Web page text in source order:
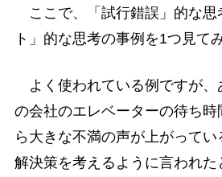
ここで、「試行錯誤」的な思
ト」的な思考の事例を1つ見て
よく使われている例ですが、
の会社のエレベーターの待ち
ら大きな不満の声が上がって
解決策を考えるように言われた